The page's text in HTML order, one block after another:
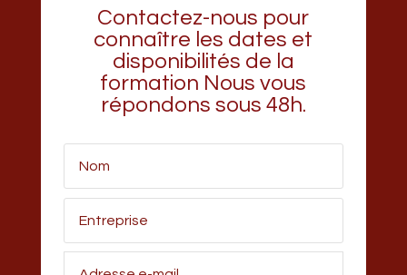
Contactez-nous pour
connaître les dates et
disponibilités de la
formation Nous vous
répondons sous 48h.